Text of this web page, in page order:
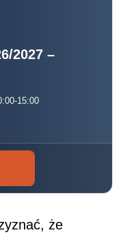
2027 –
15:00
że